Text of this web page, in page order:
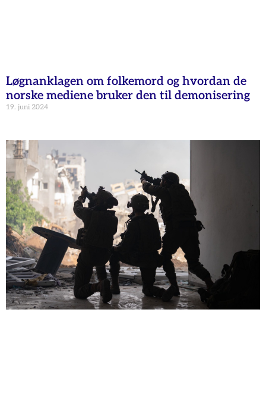
Løgnanklagen om folkemord og hvordan de
norske mediene bruker den til demonisering
19. juni 2024